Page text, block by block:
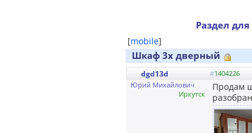
Раздел
[mobile]
Шкаф 3х дверный
dgd13d #1404226
Юрий Михайлович
Иркутск
Продам